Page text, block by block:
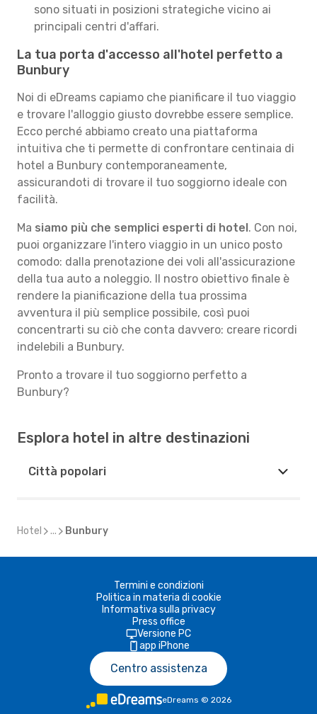
sono situati in posizioni strategiche vicino ai
principali centri d'affari.
La tua porta d'accesso all'hotel perfetto a
Bunbury
Noi di eDreams capiamo che pianificare il tuo viaggio
e trovare l'alloggio giusto dovrebbe essere semplice.
Ecco perché abbiamo creato una piattaforma
intuitiva che ti permette di confrontare centinaia di
hotel a Bunbury contemporaneamente,
assicurandoti di trovare il tuo soggiorno ideale con
facilità.
Ma siamo più che semplici esperti di hotel. Con noi,
puoi organizzare l'intero viaggio in un unico posto
comodo: dalla prenotazione dei voli all'assicurazione
della tua auto a noleggio. Il nostro obiettivo finale è
rendere la pianificazione della tua prossima
avventura il più semplice possibile, così puoi
concentrarti su ciò che conta davvero: creare ricordi
indelebili a Bunbury.
Pronto a trovare il tuo soggiorno perfetto a
Bunbury?
Esplora hotel in altre destinazioni
Città popolari
Hotel ... Bunbury
Termini e condizioni
Politica in materia di cookie
Informativa sulla privacy
Press office
Versione PC
app iPhone
Centro assistenza
eDreams © 2026